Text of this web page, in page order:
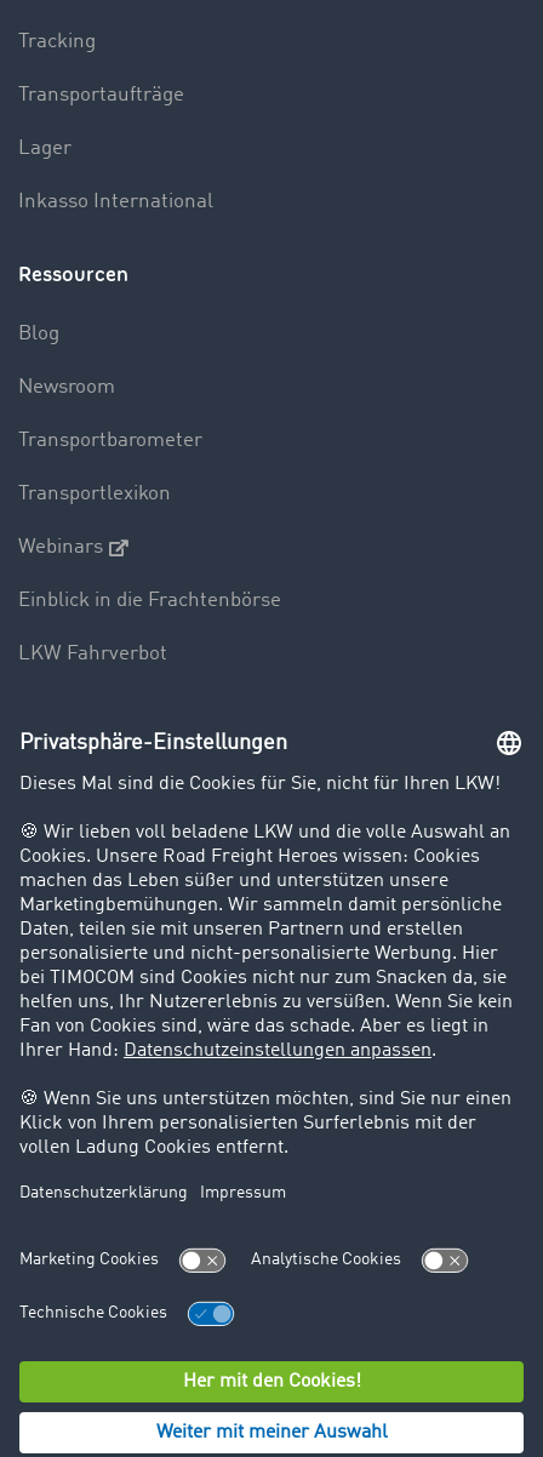
Tracking
Transportaufträge
Lager
Inkasso International
Ressourcen
Blog
Newsroom
Transportbarometer
Transportlexikon
Webinars
Einblick in die Frachtenbörse
LKW Fahrverbot
Unternehmen
Kunden werben Kunden
Success Stories
Karriere
Support
Kontakt
Rechtliches
Impressum
AGB
© TIMOCOM GmbH 2026. Alle Rechte vorbehalten